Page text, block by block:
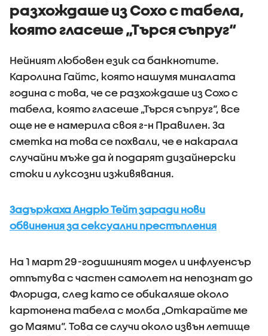
разхождаше из Сохо с табела,
която гласеше „Търся съпруг“
Нейният любовен език са банкнотите.
Каролина Гайтс, която нашумя миналата
година с това, че се разхождаше из Сохо с
табела, която гласеше „Търся съпруг“, все
още не е намерила своя г-н Правилен. За
сметка на това се похвали, че е накарала
случайни мъже да ѝ подарят дизайнерски
стоки и луксозни изживявания.
Задържаха Андрю Тейт заради нови
обвинения за сексуални престъпления
На 1 март 29-годишният модел и инфлуенсър
отпътува с частен самолет на непознат до
Флорида, след като се обикаляше около
картонена табела с молба „Откарайте ме
до Маями“. Това се случи около извън летище